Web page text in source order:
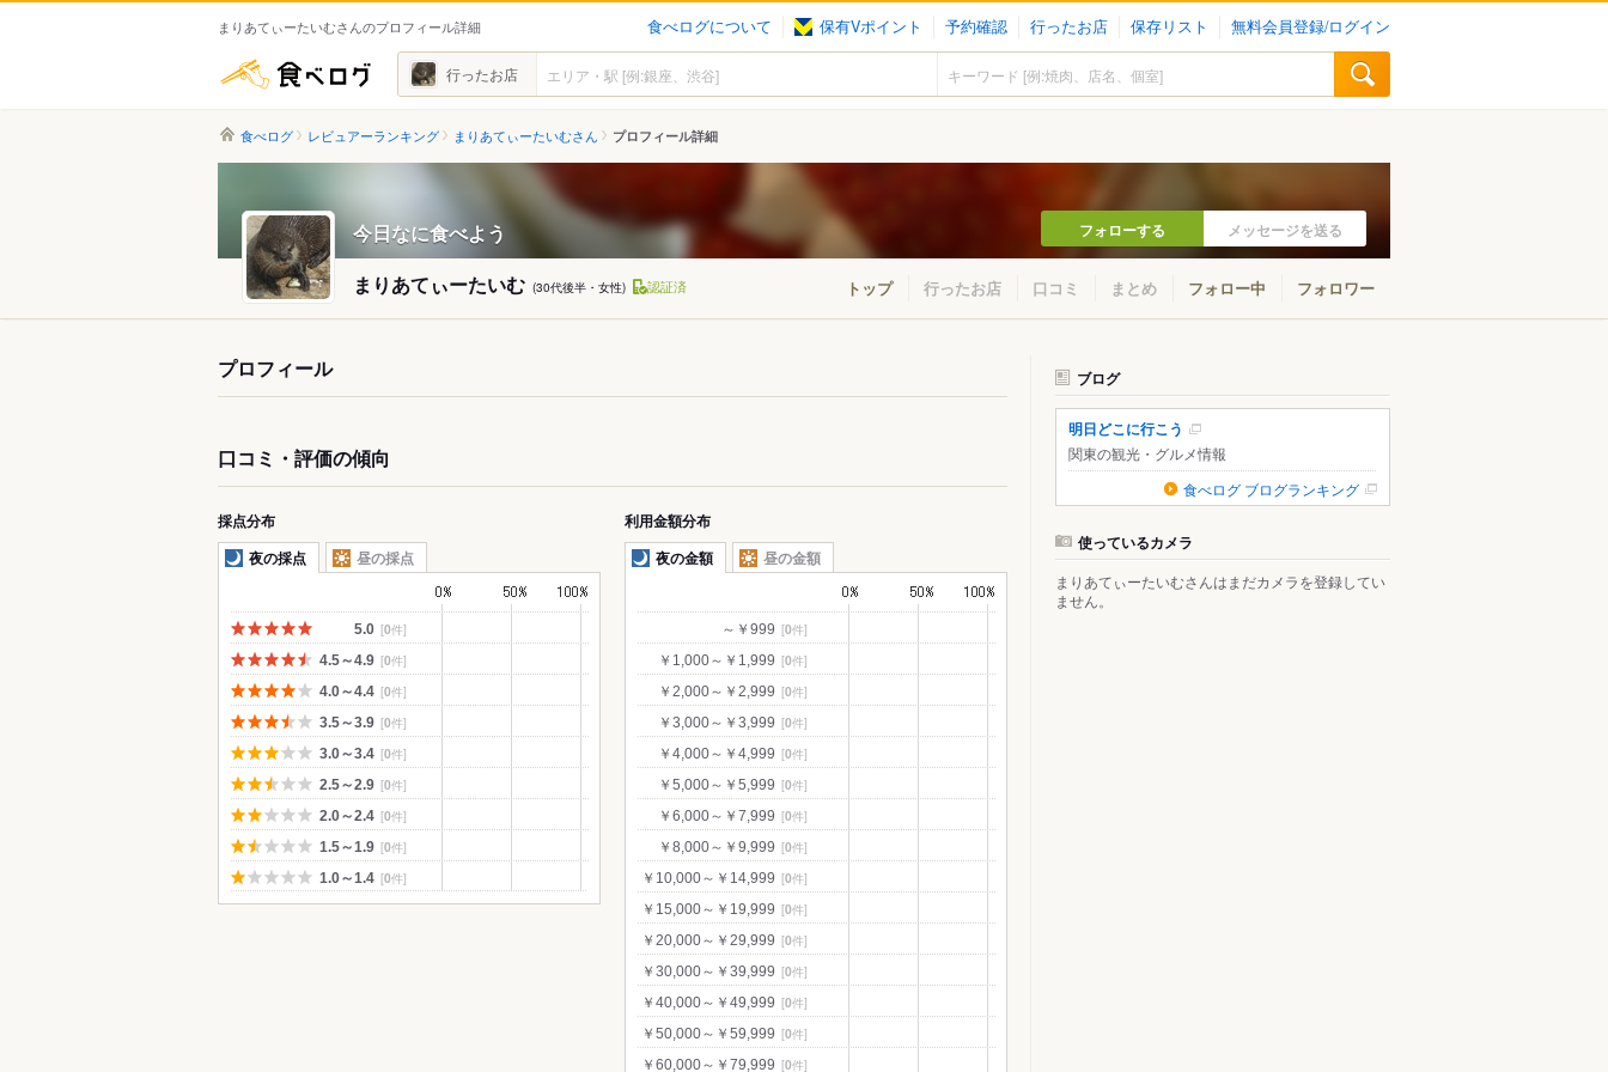
まりあてぃーたいむさんのプロフィール詳細 食べログについて 保有Vポイント 予約確認 行ったお店 保存リスト 無料会員登録/ログイン
食べログ 行ったお店
食べログ レビュアーランキング まりあてぃーたいむさん プロフィール詳細
今日なに食べよう フォローする メッセージを送る
まりあてぃーたいむ (30代後半・女性) 認証済 トップ 行ったお店 口コミ まとめ フォロー中 フォロワー
プロフィール
口コミ・評価の傾向
採点分布
夜の採点
昼の採点
5.0 [0件]
4.5～4.9 [0件]
4.0～4.4 [0件]
3.5～3.9 [0件]
3.0～3.4 [0件]
2.5～2.9 [0件]
2.0～2.4 [0件]
1.5～1.9 [0件]
1.0～1.4 [0件]
利用金額分布
夜の金額
昼の金額
～￥999 [0件]
￥1,000～￥1,999 [0件]
￥2,000～￥2,999 [0件]
￥3,000～￥3,999 [0件]
￥4,000～￥4,999 [0件]
￥5,000～￥5,999 [0件]
￥6,000～￥7,999 [0件]
￥8,000～￥9,999 [0件]
￥10,000～￥14,999 [0件]
￥15,000～￥19,999 [0件]
￥20,000～￥29,999 [0件]
￥30,000～￥39,999 [0件]
￥40,000～￥49,999 [0件]
￥50,000～￥59,999 [0件]
￥60,000～￥79,999 [0件]
ブログ
明日どこに行こう
関東の観光・グルメ情報
食べログ ブログランキング
使っているカメラ
まりあてぃーたいむさんはまだカメラを登録してい
ません。